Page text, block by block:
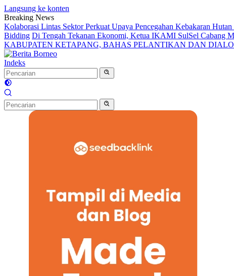
Langsung ke konten
Breaking News
Kolaborasi Lintas Sektor Perkuat Upaya Pencegahan Kebakaran
Bidding Di Tengah Tekanan Ekonomi, Ketua IKAMI SulSel Cabang
KABUPATEN KETAPANG, BAHAS PELANTIKAN DAN
Indeks